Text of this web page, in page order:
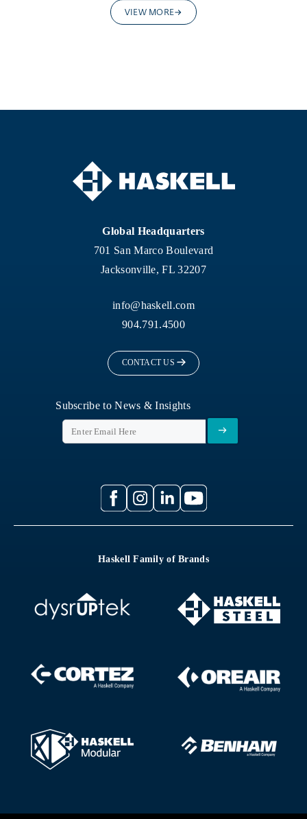
VIEW MORE
Global Headquarters
701 San Marco Boulevard
Jacksonville, FL 32207
info@haskell.com
904.791.4500
CONTACT US
Subscribe to News & Insights
Haskell Family of Brands